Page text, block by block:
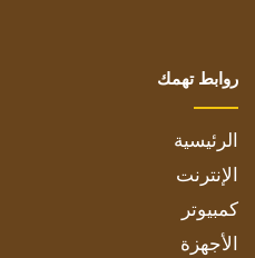
روابط تهمك
الرئيسية
الإنترنت
كمبيوتر
الأجهزة